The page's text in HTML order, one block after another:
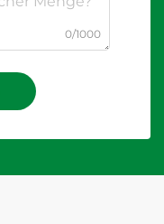
0/1000